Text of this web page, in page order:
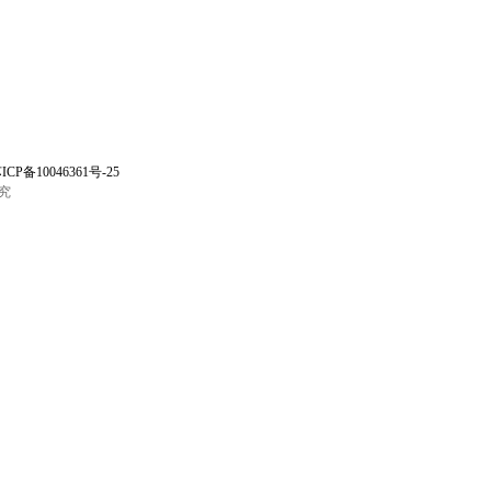
备10046361号-25